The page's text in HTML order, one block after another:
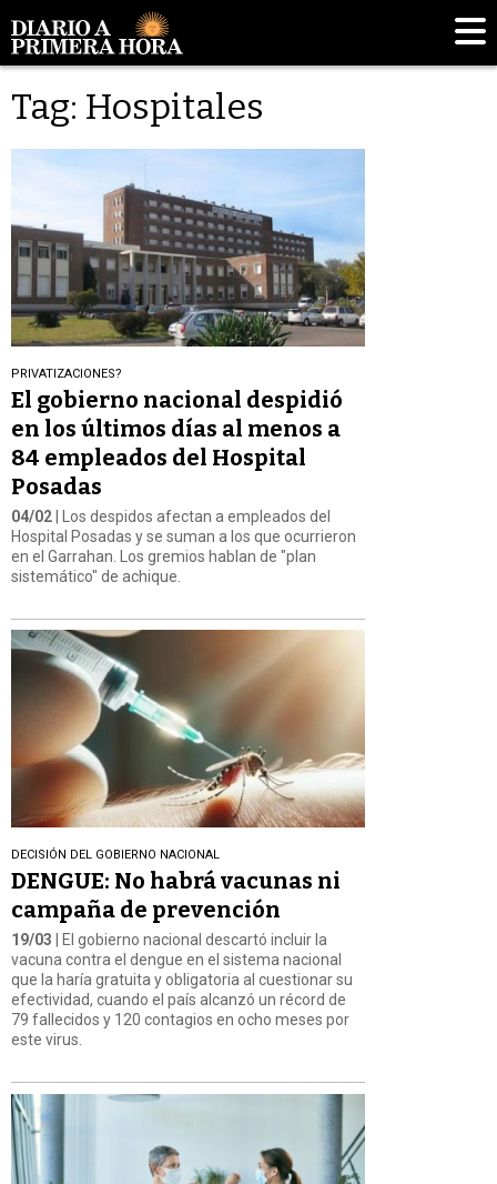
Tag: Hospitales
PRIVATIZACIONES?
El gobierno nacional despidió
en los últimos días al menos a
84 empleados del Hospital
Posadas
04/02 | Los despidos afectan a empleados del
Hospital Posadas y se suman a los que ocurrieron
en el Garrahan. Los gremios hablan de "plan
sistemático" de achique.
DECISIÓN DEL GOBIERNO NACIONAL
DENGUE: No habrá vacunas ni
campaña de prevención
19/03 | El gobierno nacional descartó incluir la
vacuna contra el dengue en el sistema nacional
que la haría gratuita y obligatoria al cuestionar su
efectividad, cuando el país alcanzó un récord de
79 fallecidos y 120 contagios en ocho meses por
este virus.